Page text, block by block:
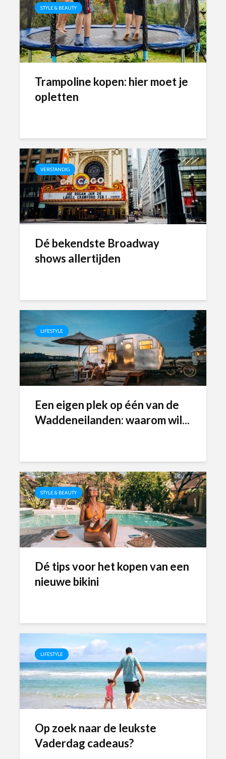
STYLE & BEAUTY
Trampoline kopen: hier moet je
opletten
VERSTANDIG
Dé bekendste Broadway
shows allertijden
LIFESTYLE
Een eigen plek op één van de
Waddeneilanden: waarom wil...
STYLE & BEAUTY
Dé tips voor het kopen van een
nieuwe bikini
LIFESTYLE
Op zoek naar de leukste
Vaderdag cadeaus?